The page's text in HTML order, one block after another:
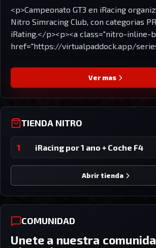
<p>Campeonato GT3 en iRacing
Nitro Simracing Club, con categorias
iRating.</p><p><a class="nitro-inline-
href="https://virtualpaddock.app/
Ver mas
TIENDA NITRO
1 iRacing por 1 ano + Coche F4
Abrir tienda
COMUNIDAD
Unete a nuestra